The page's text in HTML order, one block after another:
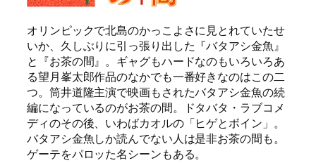
オリンピックで北島のかっこよさに見とれていたせ
いか、久しぶりに引っ張り出した『バタアシ金魚』
と『お茶の間』。ギャグもハードなのもいろいろあ
る望月峯太郎作品のなかでも一番好きなのはこの二
つ。筒井道隆主演で映画もされたバタアシ金魚の続
編になっているのがお茶の間。ドタバタ・ラブコメ
ディのその後、いわばカオルの「ヒゲとボイン」。
バタアシ金魚しか読んでない人は是非お茶の間も。
ゲーテをパロッた名シーンもある。